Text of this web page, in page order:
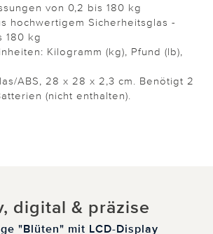
von 0,2 bis 180 kg
hochwertigem Sicherheitsglas -
180 kg
Kilogramm (kg), Pfund (lb),
ABS, 28 x 28 x 2,3 cm. Benötigt 2
(nicht enthalten).
digital & präzise
"Blüten" mit LCD-Display